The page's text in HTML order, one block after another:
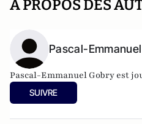
A PROPOS DES
Pascal-
Pascal-Emmanuel Gobry est
SUIVRE